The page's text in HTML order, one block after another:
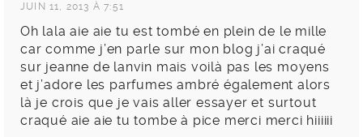
JUIN 11, 2013 À 7:51
Oh lala aie aie tu est tombé en plein de le mille
car comme j’en parle sur mon blog j’ai craqué
sur jeanne de lanvin mais voilà pas les moyens
et j’adore les parfumes ambré également alors
là je crois que je vais aller essayer et surtout
craqué aie aie tu tombe à pice merci merci hiiiiii